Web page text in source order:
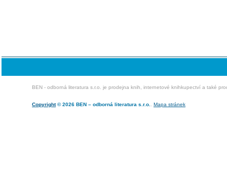
BEN - odborná literatura s.r.o. je prodejna knih, internetové knihkupectví a také
Copyright© 2026 BEN – odborná literatura s.r.o. Mapa stránek